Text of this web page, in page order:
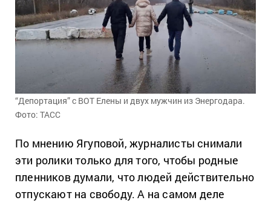
“Депортация” с ВОТ Елены и двух мужчин из Энергодара.
Фото: ТАСС
По мнению Ягуповой, журналисты снимали
эти ролики только для того, чтобы родные
пленников думали, что людей действительно
отпускают на свободу. А на самом деле